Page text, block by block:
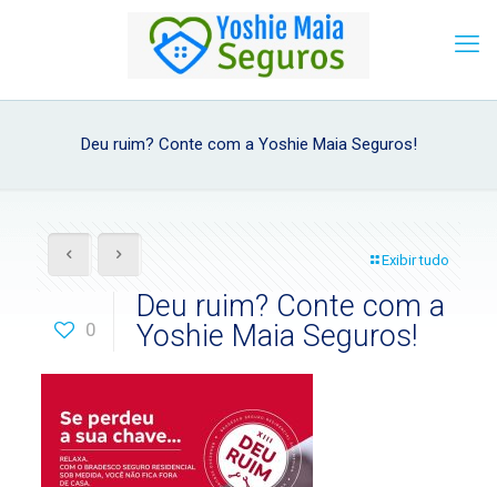
Deu ruim? Conte com a Yoshie Maia Seguros!
Exibir tudo
0
Deu ruim? Conte com a
Yoshie Maia Seguros!